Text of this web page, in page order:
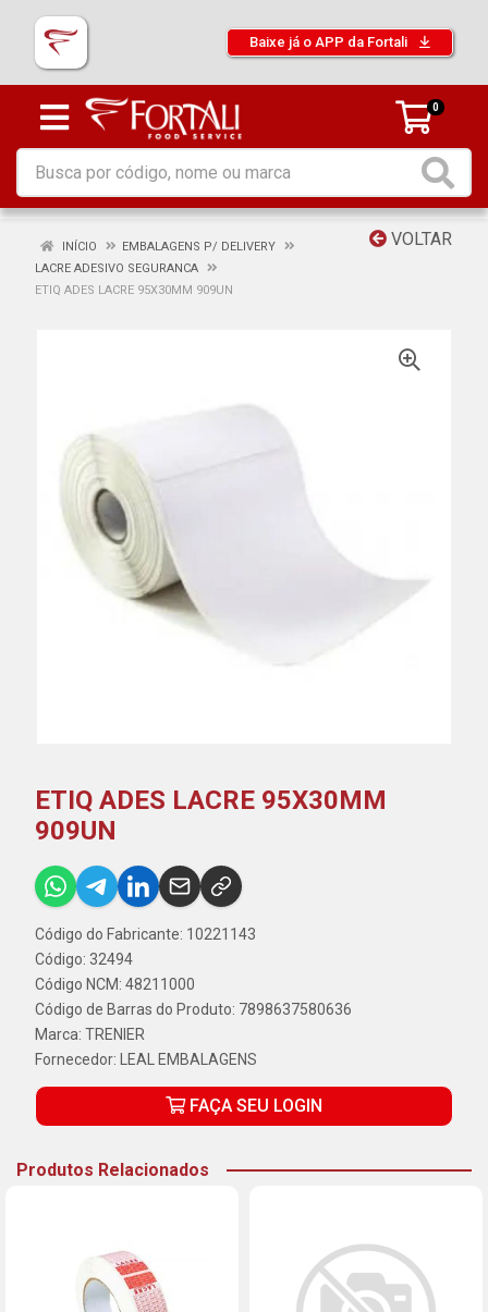
Baixe já o APP da Fortali
0
VOLTAR
INÍCIO
EMBALAGENS P/ DELIVERY
LACRE ADESIVO SEGURANCA
ETIQ ADES LACRE 95X30MM 909UN
ETIQ ADES LACRE 95X30MM
909UN
Código do Fabricante: 10221143
Código: 32494
Código NCM: 48211000
Código de Barras do Produto: 7898637580636
Marca: TRENIER
Fornecedor:
LEAL EMBALAGENS
FAÇA SEU LOGIN
Produtos Relacionados